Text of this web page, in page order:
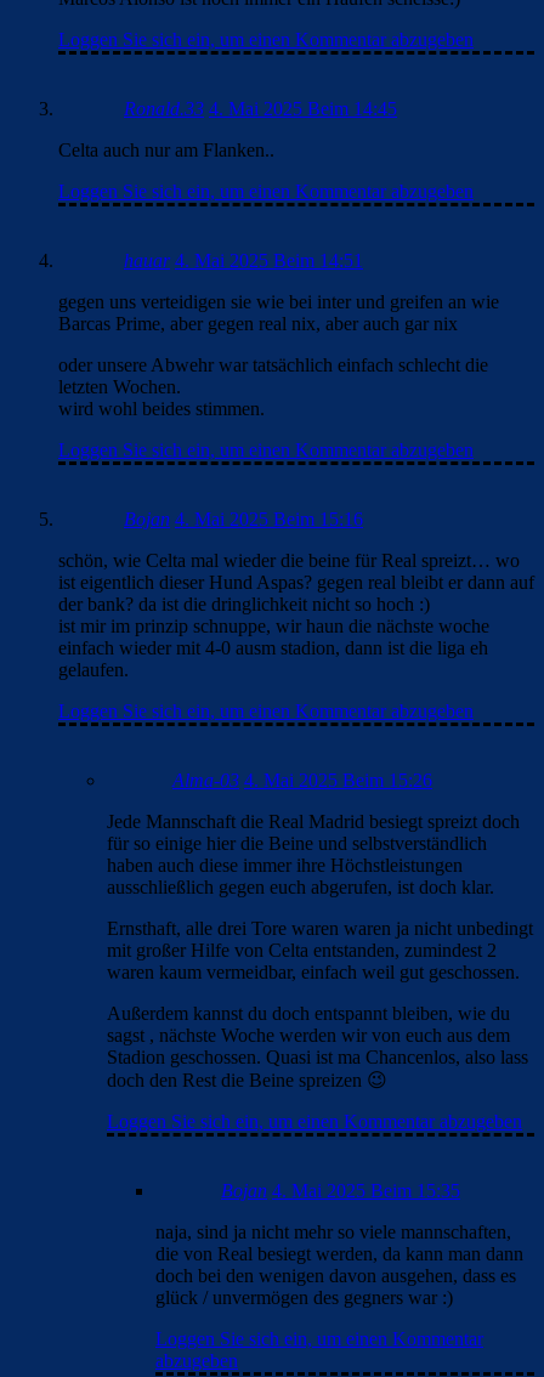
Loggen Sie sich ein, um einen Kommentar abzugeben
Ronald.33 4. Mai 2025 Beim 14:45
Celta auch nur am Flanken..
Loggen Sie sich ein, um einen Kommentar abzugeben
hauar 4. Mai 2025 Beim 14:51
gegen uns verteidigen sie wie bei inter und greifen an wie
Barcas Prime, aber gegen real nix, aber auch gar nix
oder unsere Abwehr war tatsächlich einfach schlecht die
letzten Wochen.
wird wohl beides stimmen.
Loggen Sie sich ein, um einen Kommentar abzugeben
Bojan 4. Mai 2025 Beim 15:16
schön, wie Celta mal wieder die beine für Real spreizt… wo
ist eigentlich dieser Hund Aspas? gegen real bleibt er dann auf
der bank? da ist die dringlichkeit nicht so hoch :)
ist mir im prinzip schnuppe, wir haun die nächste woche
einfach wieder mit 4-0 ausm stadion, dann ist die liga eh
gelaufen.
Loggen Sie sich ein, um einen Kommentar abzugeben
Alma-03 4. Mai 2025 Beim 15:26
Jede Mannschaft die Real Madrid besiegt spreizt doch
für so einige hier die Beine und selbstverständlich
haben auch diese immer ihre Höchstleistungen
ausschließlich gegen euch abgerufen, ist doch klar.
Ernsthaft, alle drei Tore waren waren ja nicht unbedingt
mit großer Hilfe von Celta entstanden, zumindest 2
waren kaum vermeidbar, einfach weil gut geschossen.
Außerdem kannst du doch entspannt bleiben, wie du
sagst , nächste Woche werden wir von euch aus dem
Stadion geschossen. Quasi ist ma Chancenlos, also lass
doch den Rest die Beine spreizen 😉
Loggen Sie sich ein, um einen Kommentar abzugeben
Bojan 4. Mai 2025 Beim 15:35
naja, sind ja nicht mehr so viele mannschaften,
die von Real besiegt werden, da kann man dann
doch bei den wenigen davon ausgehen, dass es
glück / unvermögen des gegners war :)
Loggen Sie sich ein, um einen Kommentar
abzugeben